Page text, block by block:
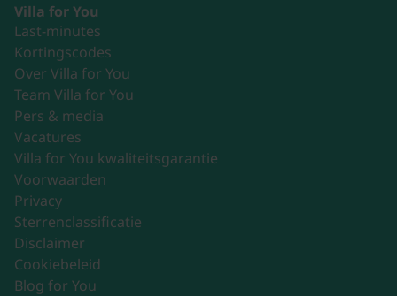
Villa for You
Last-minutes
Kortingscodes
Over Villa for You
Team Villa for You
Pers & media
Vacatures
Villa for You kwaliteitsgarantie
Voorwaarden
Privacy
Sterrenclassificatie
Disclaimer
Cookiebeleid
Blog for You